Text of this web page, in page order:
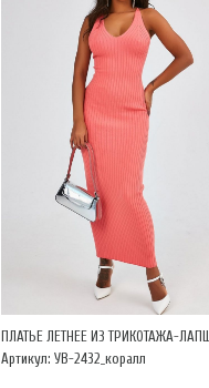
ПЛАТЬЕ ЛЕТНЕЕ ИЗ ТРИКОТАЖА-
Артикул: УВ-2432_коралл